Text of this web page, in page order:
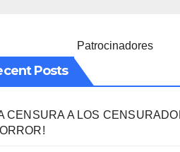
Patrocinadores
Posts
CENSURA A LOS